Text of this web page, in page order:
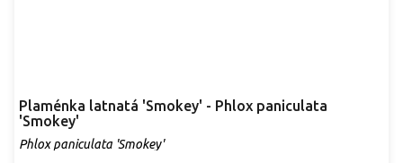
Plaménka latnatá 'Smokey' - Phlox paniculata
'Smokey'
Phlox paniculata 'Smokey'